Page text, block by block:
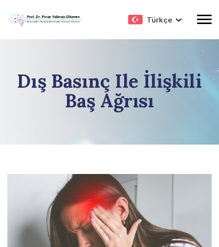
Türkçe
Dış Basınç Ile İlişkili
Baş Ağrısı